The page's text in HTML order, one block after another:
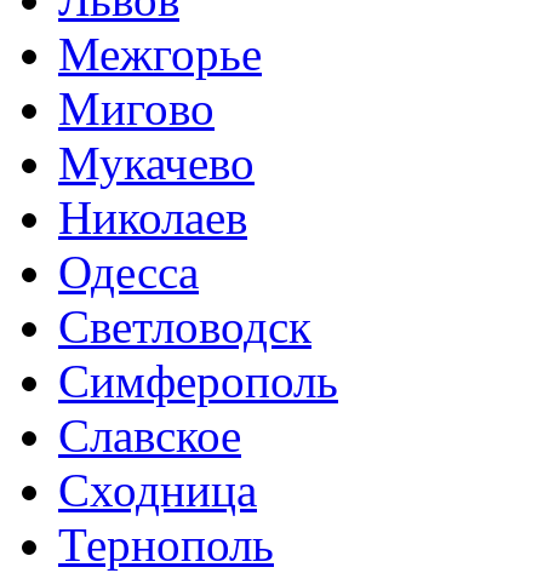
Межгорье
Мигово
Мукачево
Николаев
Одесса
Светловодск
Симферополь
Славское
Сходница
Тернополь